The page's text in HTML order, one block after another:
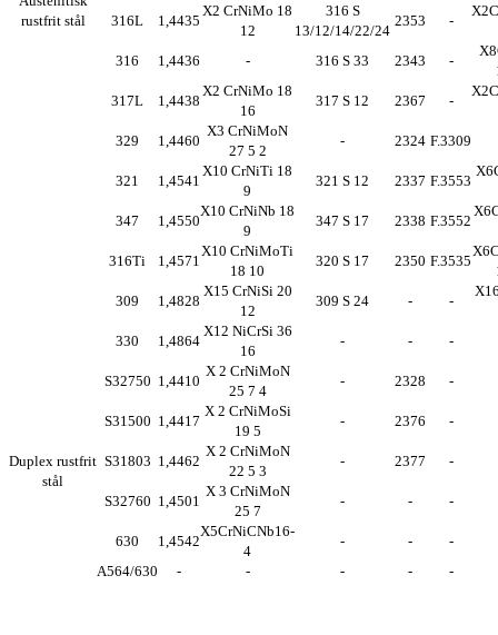
rustfrit stål
316L 1,4435
X2 CrNiMo 18
12
316 S
13/12/14/22/24
2353 -
316 1,4436 - 316 S 33 2343 -
317L
1,4438
X2 CrNiMo 18
16
317 S 12 2367 -
329 1,4460
X3 CrNiMoN
27 5 2
- 2324 F.3309
321 1,4541
X10 CrNiTi 18
9
321 S 12 2337 F.3553
347 1,4550
X10 CrNiNb 18
9
347 S 17 2338 F.3552
316Ti 1,4571
X10 CrNiMoTi
18 10
320 S 17 2350 F.3535
309
1,4828
X15 CrNiSi 20
12
309 S 24 - -
330 1,4864
X12 NiCrSi 36
16
- - -
Duplex rustfrit
stål
S32750 1,4410
X 2 CrNiMoN
25 7 4
- 2328 -
S31500 1,4417
X 2 CrNiMoSi
19 5
- 2376 -
S31803 1,4462
X 2 CrNiMoN
22 5 3
- 2377 -
S32760 1,4501
X 3 CrNiMoN
25 7
- - -
630 1,4542
X5CrNiCNb16-
4
- -
-
A564/630
- - - - -